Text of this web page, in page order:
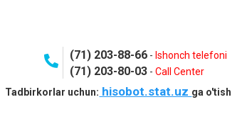
(71) 203-88-66 - Ishonch telefoni
(71) 203-80-03 -Call Center
Tadbirkorlar uchun: hisobot.stat.uz ga o'tish